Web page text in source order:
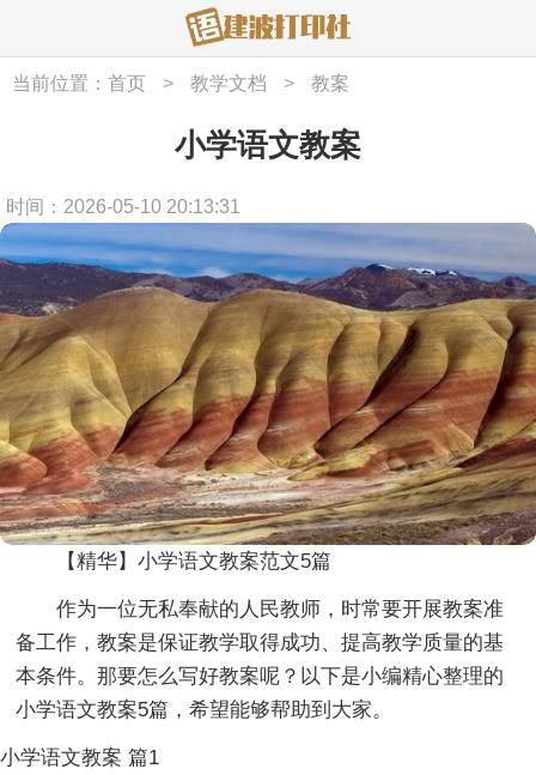
当前位置： 首页 > 教学文档 > 教案
小学语文教案
时间：2026-05-10 20:13:31
【精华】小学语文教案范文5篇
作为一位无私奉献的人民教师，时常要开展教案准
备工作，教案是保证教学取得成功、提高教学质量的基
本条件。那要怎么写好教案呢？以下是小编精心整理的
小学语文教案5篇，希望能够帮助到大家。
小学语文教案 篇1